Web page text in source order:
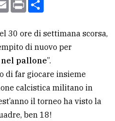
30 ore di settimana scorsa,
di nuovo per
nel pallone”.
di far giocare insieme
calcistica militano in
il torneo ha visto la
ben 18!